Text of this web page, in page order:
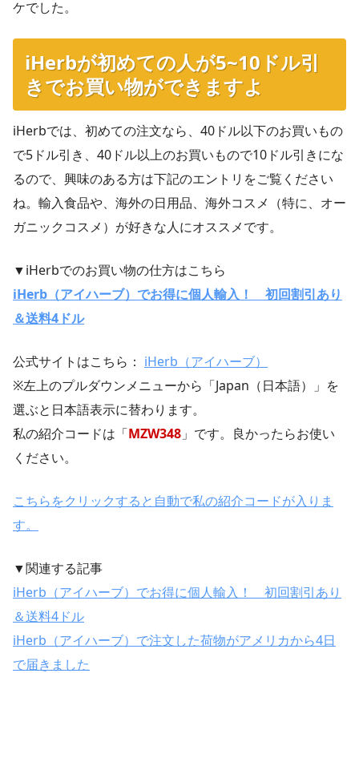
ケでした。
iHerbが初めての人が5~10ドル引
きでお買い物ができますよ
iHerbでは、初めての注文なら、40ドル以下のお買いもの
で5ドル引き、40ドル以上のお買いもので10ドル引きにな
るので、興味のある方は下記のエントリをご覧ください
ね。輸入食品や、海外の日用品、海外コスメ（特に、オー
ガニックコスメ）が好きな人にオススメです。
▼iHerbでのお買い物の仕方はこちら
iHerb（アイハーブ）でお得に個人輸入！ 初回割引あり
＆送料4ドル
公式サイトはこちら： iHerb（アイハーブ）
※左上のプルダウンメニューから「Japan（日本語）」を
選ぶと日本語表示に替わります。
私の紹介コードは「MZW348 」です。良かったらお使い
ください。
こちらをクリックすると自動で私の紹介コードが入りま
す。
▼関連する記事
iHerb（アイハーブ）でお得に個人輸入！ 初回割引あり
＆送料4ドル
iHerb（アイハーブ）で注文した荷物がアメリカから4日
で届きました